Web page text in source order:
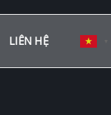
LIÊN HỆ